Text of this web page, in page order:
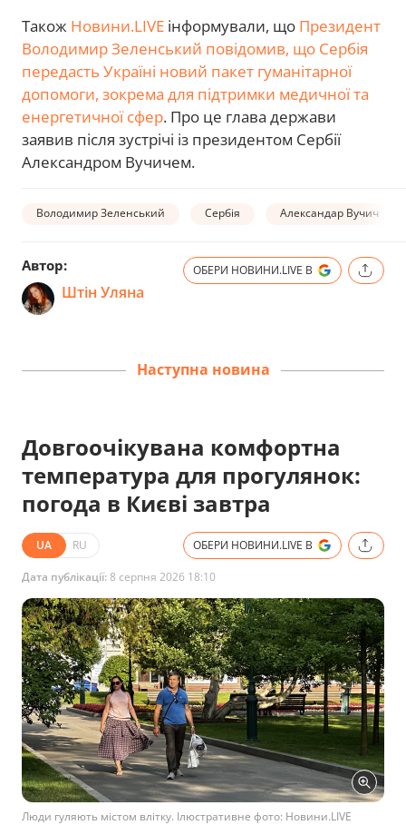
Також Новини.LIVE інформували, що Президент
Володимир Зеленський повідомив, що Сербія
передасть Україні новий пакет гуманітарної
допомоги, зокрема для підтримки медичної та
енергетичної сфер. Про це глава держави
заявив після зустрічі із президентом Сербії
Александром Вучичем.
Володимир Зеленський Сербія Александар Вучич
Автор:
Штін Уляна
ОБЕРИ НОВИНИ.LIVE В
Наступна новина
Довгоочікувана комфортна
температура для прогулянок:
погода в Києві завтра
UA RU ОБЕРИ НОВИНИ.LIVE В
Дата публікації:8 серпня 2026 18:10
Люди гуляють містом влітку. Ілюстративне фото: Новини.LIVE